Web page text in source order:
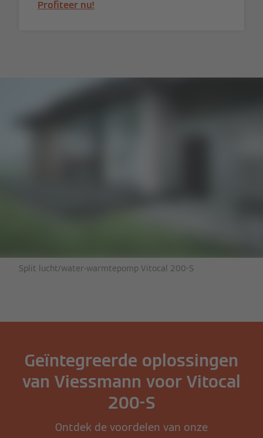
Profiteer nu!
Split lucht/water-warmtepomp Vitocal 200-S
Geïntegreerde oplossingen
van Viessmann voor Vitocal
200-S
Ontdek de voordelen van onze